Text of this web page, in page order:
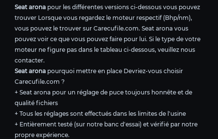
Seat arona pour les différentes versions ci-dessous vous pouvez
trouver Lorsque vous regardez le moteur respectif (Bhp/nm),
vous pouvez le trouver sur Carecufile.com. Seat arona vous
pouvez voir ce que vous pouvez faire pour lui. Si le type de votre
moteur ne figure pas dans le tableau ci-dessous, veuillez nous
contacter.
Seat arona pourquoi mettre en place Devriez-vous choisir
Carecufile.com ?
+ Seat arona pour un réglage de puce toujours honnête et de
qualité fichiers
+ Tous les réglages sont effectués dans les limites de l'usine
+ Entièrement testé (sur notre banc d'essai) et vérifié par notre
propre expérience.